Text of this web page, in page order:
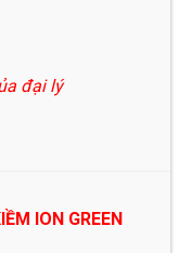
đại lý
ION GREEN